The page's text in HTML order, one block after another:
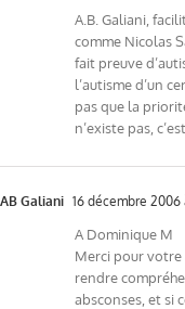
A.B. Galiani,
comme Nicolas
fait preuve
l’autisme d’un
pas que la
n’existe pas,
AB Galiani 16 décembre 2006
A Dominique M
Merci pour votre
rendre
absconses, et si